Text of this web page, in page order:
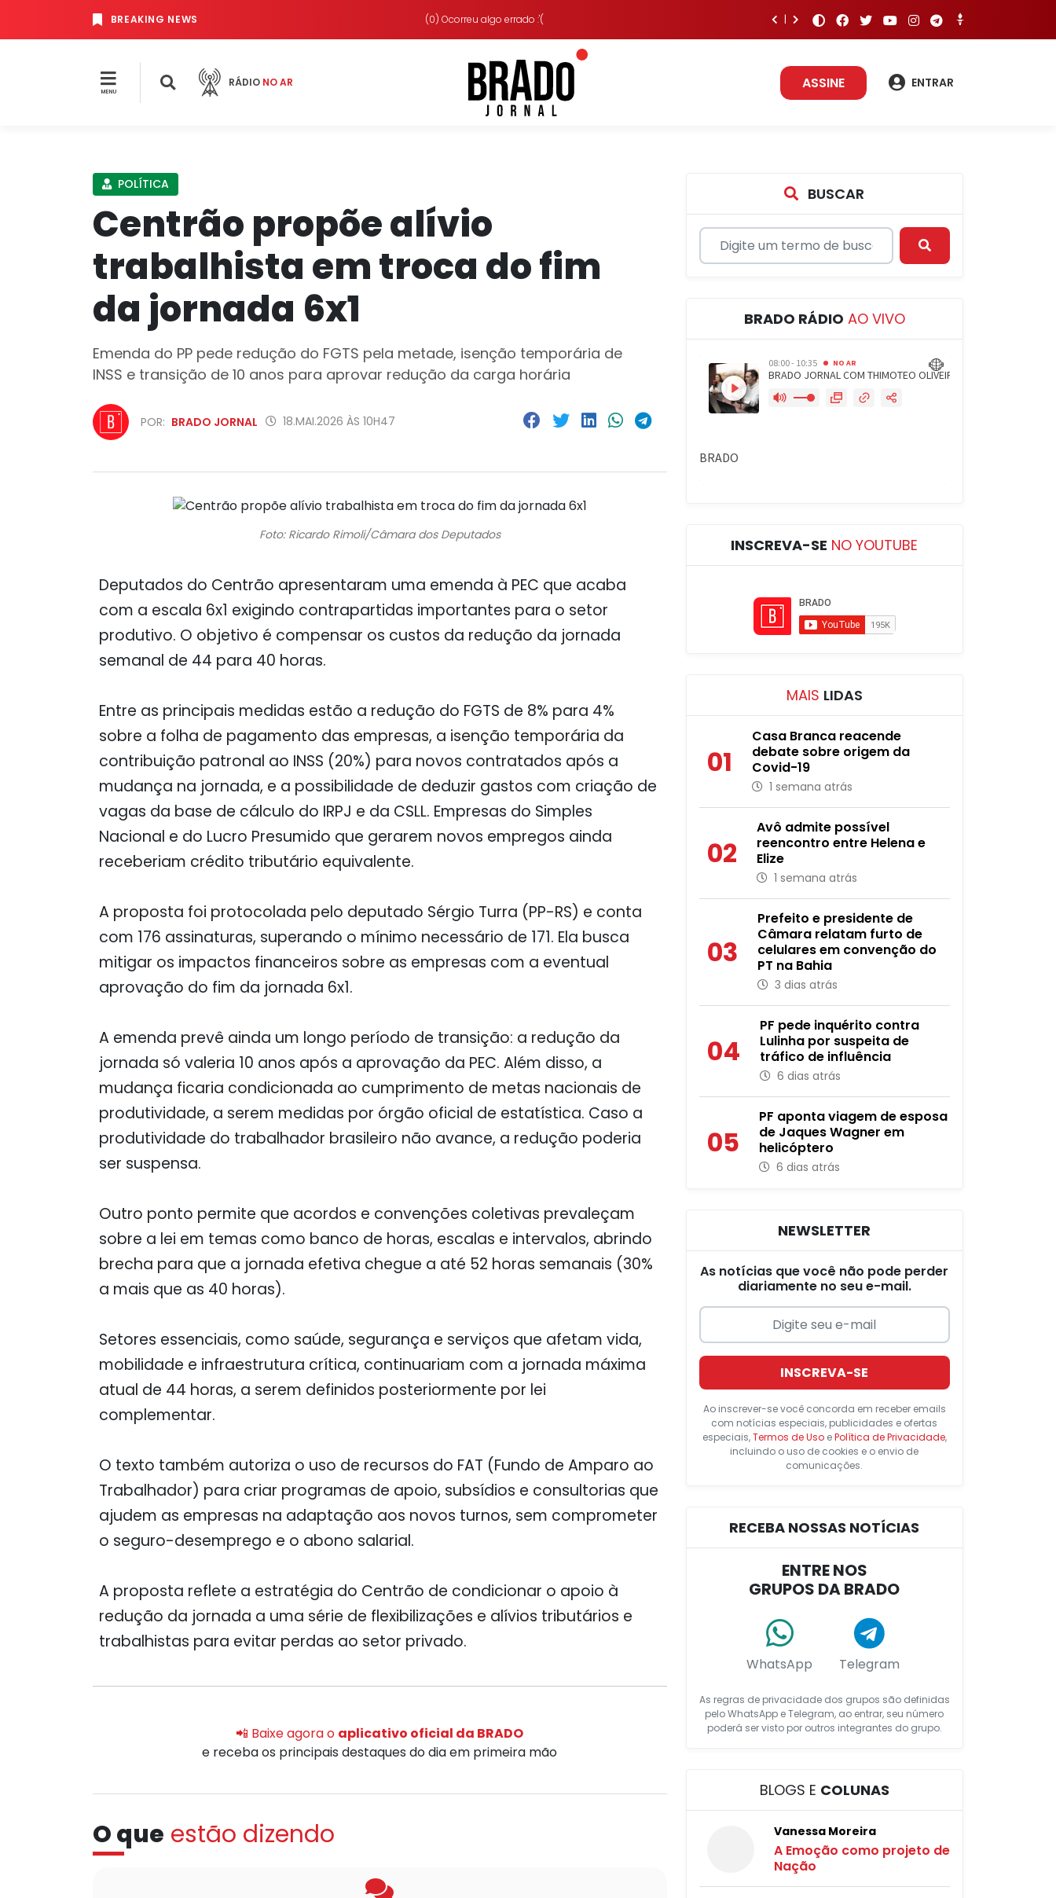
BREAKING NEWS (0) Ocorreu algo errado :'(
MENU
RÁDIO NO AR ASSINE ENTRAR
POLÍTICA
Centrão propõe alívio
trabalhista em troca do fim
da jornada 6x1
Emenda do PP pede redução do FGTS pela metade, isenção temporária de
INSS e transição de 10 anos para aprovar redução da carga horária
POR: BRADO JORNAL 18.MAI.2026 ÀS 10H47
Foto: Ricardo Rimoli/Câmara dos Deputados
Deputados do Centrão apresentaram uma emenda à PEC que acaba
com a escala 6x1 exigindo contrapartidas importantes para o setor
produtivo. O objetivo é compensar os custos da redução da jornada
semanal de 44 para 40 horas.
Entre as principais medidas estão a redução do FGTS de 8% para 4%
sobre a folha de pagamento das empresas, a isenção temporária da
contribuição patronal ao INSS (20%) para novos contratados após a
mudança na jornada, e a possibilidade de deduzir gastos com criação de
vagas da base de cálculo do IRPJ e da CSLL. Empresas do Simples
Nacional e do Lucro Presumido que gerarem novos empregos ainda
receberiam crédito tributário equivalente.
A proposta foi protocolada pelo deputado Sérgio Turra (PP-RS) e conta
com 176 assinaturas, superando o mínimo necessário de 171. Ela busca
mitigar os impactos financeiros sobre as empresas com a eventual
aprovação do fim da jornada 6x1.
A emenda prevê ainda um longo período de transição: a redução da
jornada só valeria 10 anos após a aprovação da PEC. Além disso, a
mudança ficaria condicionada ao cumprimento de metas nacionais de
produtividade, a serem medidas por órgão oficial de estatística. Caso a
produtividade do trabalhador brasileiro não avance, a redução poderia
ser suspensa.
Outro ponto permite que acordos e convenções coletivas prevaleçam
sobre a lei em temas como banco de horas, escalas e intervalos, abrindo
brecha para que a jornada efetiva chegue a até 52 horas semanais (30%
a mais que as 40 horas).
Setores essenciais, como saúde, segurança e serviços que afetam vida,
mobilidade e infraestrutura crítica, continuariam com a jornada máxima
atual de 44 horas, a serem definidos posteriormente por lei
complementar.
O texto também autoriza o uso de recursos do FAT (Fundo de Amparo ao
Trabalhador) para criar programas de apoio, subsídios e consultorias que
ajudem as empresas na adaptação aos novos turnos, sem comprometer
o seguro-desemprego e o abono salarial.
A proposta reflete a estratégia do Centrão de condicionar o apoio à
redução da jornada a uma série de flexibilizações e alívios tributários e
trabalhistas para evitar perdas ao setor privado.
📲 Baixe agora o aplicativo oficial da BRADO
e receba os principais destaques do dia em primeira mão
O que estão dizendo
BUSCAR
BRADO RÁDIO AO VIVO
INSCREVA-SE NO YOUTUBE
MAIS LIDAS
01
Casa Branca reacende
debate sobre origem da
Covid-19
1 semana atrás
02
Avô admite possível
reencontro entre Helena e
Elize
1 semana atrás
03
Prefeito e presidente de
Câmara relatam furto de
celulares em convenção do
PT na Bahia
3 dias atrás
04
PF pede inquérito contra
Lulinha por suspeita de
tráfico de influência
6 dias atrás
05
PF aponta viagem de esposa
de Jaques Wagner em
helicóptero
6 dias atrás
NEWSLETTER
As notícias que você não pode perder
diariamente no seu e-mail.
INSCREVA-SE
Ao inscrever-se você concorda em receber emails
com notícias especiais, publicidades e ofertas
especiais,Termos de UsoePolítica de Privacidade,
incluindo o uso de cookies e o envio de
comunicações.
RECEBA NOSSAS NOTÍCIAS
ENTRE NOS
GRUPOS DA BRADO
WhatsApp Telegram
As regras de privacidade dos grupos são definidas
pelo WhatsApp e Telegram, ao entrar, seu número
poderá ser visto por outros integrantes do grupo.
BLOGS E COLUNAS
Vanessa Moreira
A Emoção como projeto de
Nação